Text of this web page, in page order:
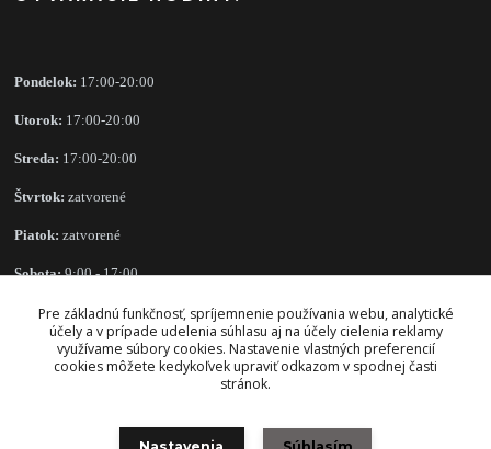
Pondelok: 17:00-20:00
Utorok: 17:00-20:00
Streda: 17:00-20:00
Štvrtok: zatvorené
Piatok: zatvorené
Sobota:9:00 - 17:00
Nedeľa: zatvorené
Pre základnú funkčnosť, spríjemnenie používania webu, analytické
účely a v prípade udelenia súhlasu aj na účely cielenia reklamy
využívame súbory cookies. Nastavenie vlastných preferencií
cookies môžete kedykoľvek upraviť odkazom v spodnej časti
stránok.